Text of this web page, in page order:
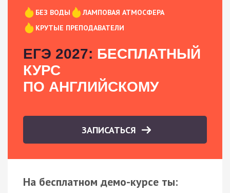
БЕЗ ВОДЫ
ЛАМПОВАЯ АТМОСФЕРА
КРУТЫЕ ПРЕПОДАВАТЕЛИ
ЕГЭ 2027: БЕСПЛАТНЫЙ
КУРС
ПО АНГЛИЙСКОМУ
ЗАПИСАТЬСЯ
На бесплатном демо-курсе ты: